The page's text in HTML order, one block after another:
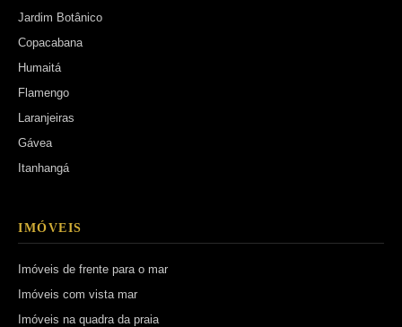
Jardim Botânico
Copacabana
Humaitá
Flamengo
Laranjeiras
Gávea
Itanhangá
IMÓVEIS
Imóveis de frente para o mar
Imóveis com vista mar
Imóveis na quadra da praia